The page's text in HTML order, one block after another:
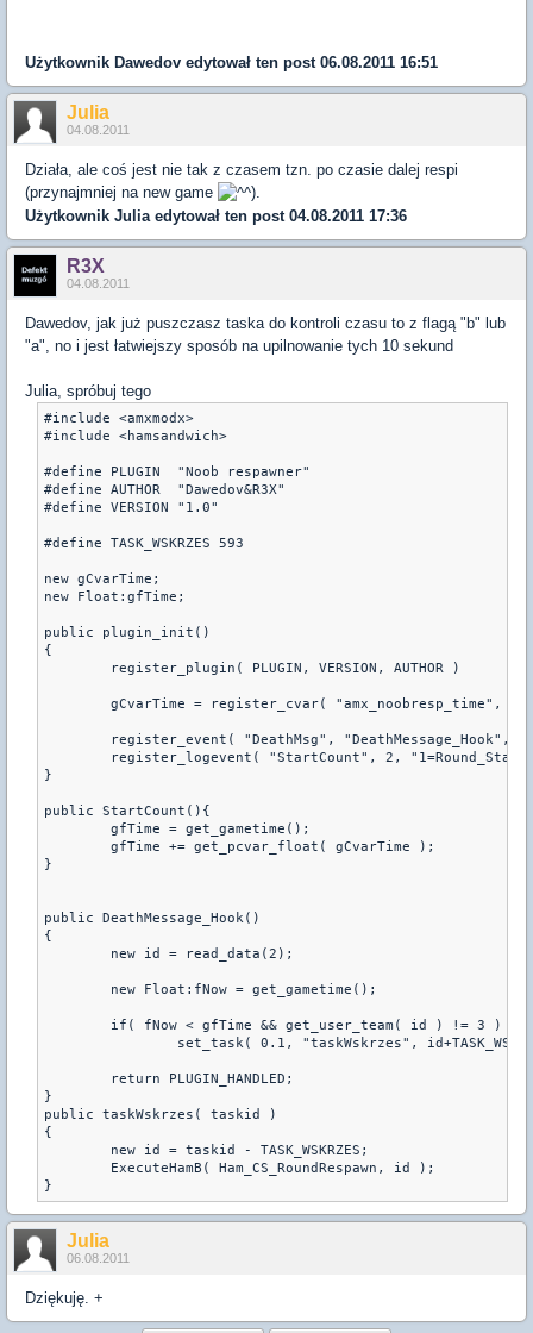
Użytkownik Dawedov edytował ten post 06.08.2011 16:51
Julia
04.08.2011
Działa, ale coś jest nie tak z czasem tzn. po czasie dalej respi
(przynajmniej na new game
).
Użytkownik Julia edytował ten post 04.08.2011 17:36
R3X
04.08.2011
Dawedov, jak już puszczasz taska do kontroli czasu to z flagą "b" lub
"a", no i jest łatwiejszy sposób na upilnowanie tych 10 sekund
Julia, spróbuj tego
#include <amxmodx>
#include <hamsandwich>
#define PLUGIN  "Noob respawner"
#define AUTHOR  "Dawedov&R3X"
#define VERSION "1.0"
#define TASK_WSKRZES 593
new gCvarTime;
new Float:gfTime;
public plugin_init()
{
        register_plugin( PLUGIN, VERSION, AUTHOR )
gCvarTime = register_cvar( "amx_noobresp_time",
register_event( "DeathMsg", "DeathMessage_Hook",
register_logevent( "StartCount", 2,
}
public StartCount(){
}
public DeathMessage_Hook()
{
        new id = read_data(2);
        if( fNow < gfTime && get_user_team( id ) != 3 )
set_task( 0.1, "taskWskrzes",
        return PLUGIN_HANDLED;
}
public taskWskrzes( taskid )
{
        new id = taskid - TASK_WSKRZES;
        ExecuteHamB( Ham_CS_RoundRespawn, id );
Julia
06.08.2011
Dziękuję. +